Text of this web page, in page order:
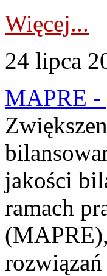
Więcej...
24 lipca
MAPRE -
jakości
ramach